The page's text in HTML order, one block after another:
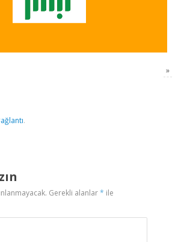
»
.
Gerekli alanlar* ile